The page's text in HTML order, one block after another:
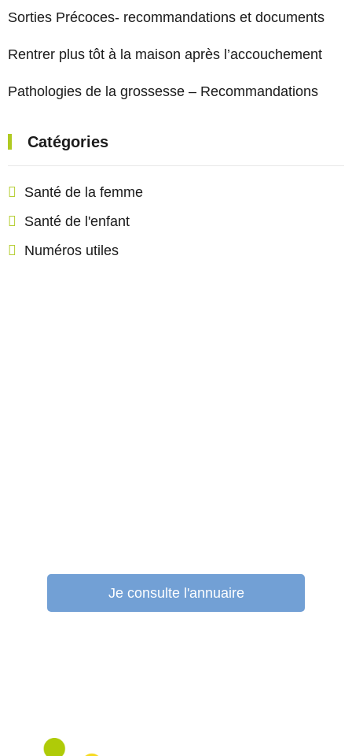
Sorties Précoces- recommandations et documents
Rentrer plus tôt à la maison après l’accouchement
Pathologies de la grossesse – Recommandations
Catégories
Santé de la femme
Santé de l'enfant
Numéros utiles
Je consulte l'annuaire